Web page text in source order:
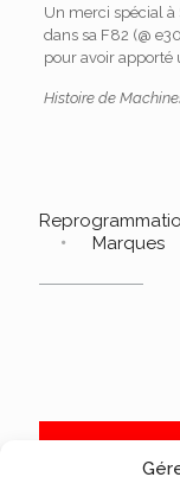
Un merci spécial à
dans sa F82 (@
pour avoir apporté
Histoire de
Marques